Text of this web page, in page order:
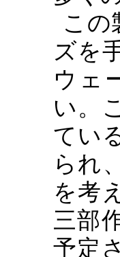
こ
ズを
ウェ
い。
てい
られ
を考
三部
予定